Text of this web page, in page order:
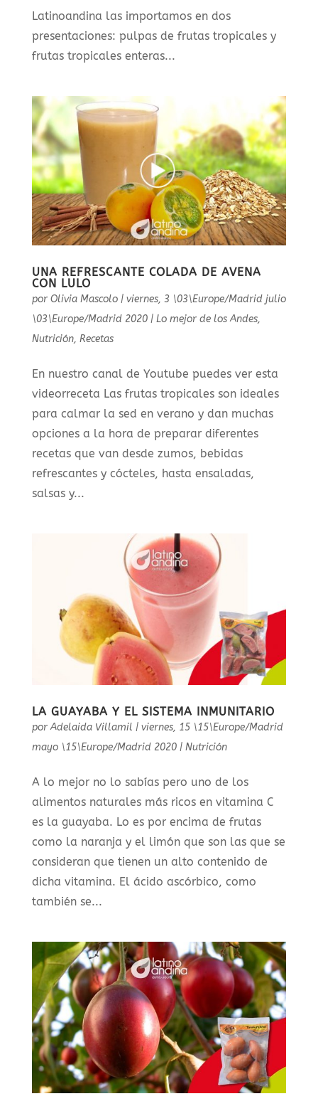
Latinoandina las importamos en dos
presentaciones: pulpas de frutas tropicales y
frutas tropicales enteras...
UNA REFRESCANTE COLADA DE AVENA
CON LULO
por Olivia Mascolo| viernes, 3 \03\Europe/Madrid julio
\03\Europe/Madrid 2020| Lo mejor de los Andes,
Nutrición, Recetas
En nuestro canal de Youtube puedes ver esta
videorreceta Las frutas tropicales son ideales
para calmar la sed en verano y dan muchas
opciones a la hora de preparar diferentes
recetas que van desde zumos, bebidas
refrescantes y cócteles, hasta ensaladas,
salsas y...
LA GUAYABA Y EL SISTEMA INMUNITARIO
porAdelaida Villamil | viernes, 15 \15\Europe/Madrid
mayo \15\Europe/Madrid 2020| Nutrición
A lo mejor no lo sabías pero uno de los
alimentos naturales más ricos en vitamina C
es la guayaba. Lo es por encima de frutas
como la naranja y el limón que son las que se
consideran que tienen un alto contenido de
dicha vitamina. El ácido ascórbico, como
también se...